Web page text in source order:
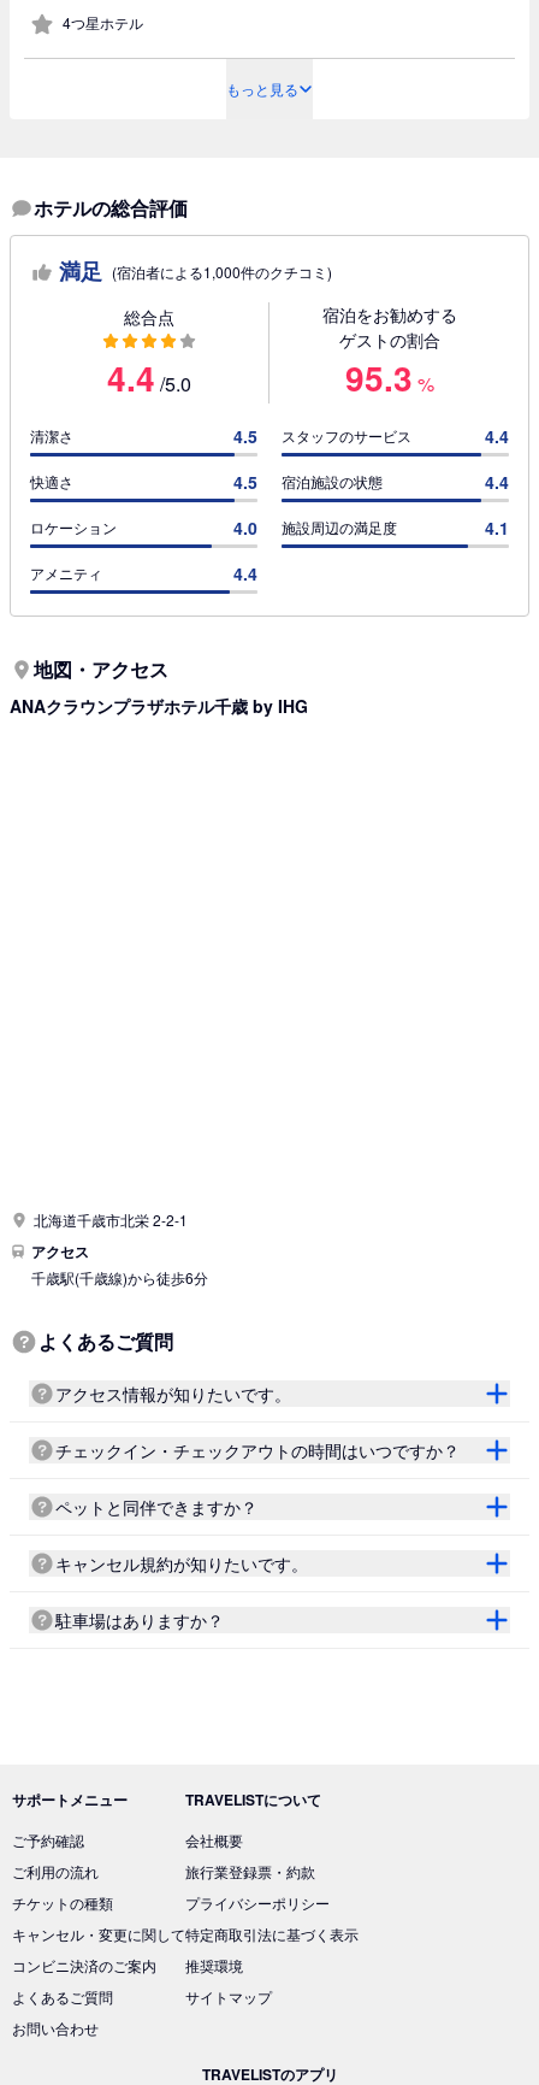
4つ星ホテル
もっと見る
ホテルの総合評価
満足 (宿泊者による1,000件のクチコミ)
総合点
4.4 /5.0
宿泊をお勧めする
ゲストの割合
95.3 %
清潔さ 4.5 スタッフのサービス 4.4
快適さ 4.5 宿泊施設の状態 4.4
ロケーション 4.0 施設周辺の満足度 4.1
アメニティ 4.4
地図・アクセス
ANAクラウンプラザホテル千歳 by IHG
北海道千歳市北栄 2-2-1
アクセス
千歳駅(千歳線)から徒歩6分
よくあるご質問
アクセス情報が知りたいです。
チェックイン・チェックアウトの時間はいつですか？
ペットと同伴できますか？
キャンセル規約が知りたいです。
駐車場はありますか？
サポートメニュー
ご予約確認
ご利用の流れ
チケットの種類
キャンセル・変更に関して
コンビニ決済のご案内
よくあるご質問
お問い合わせ
TRAVELISTについて
会社概要
旅行業登録票・約款
プライバシーポリシー
特定商取引法に基づく表示
推奨環境
サイトマップ
TRAVELISTのアプリ